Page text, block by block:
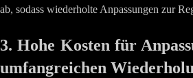
ab, sodass wiederholte Anpassungen zur
3. Hohe Kosten für
umfangreichen